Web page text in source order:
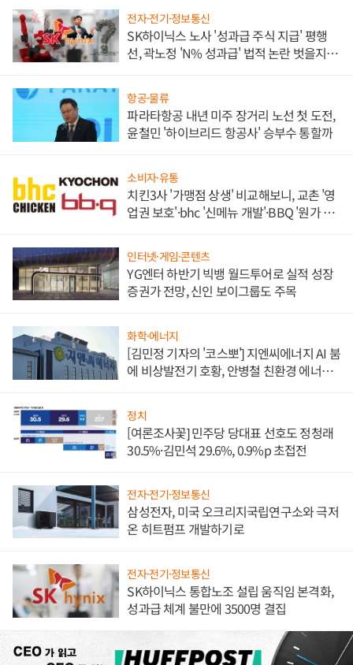
전자·전기·정보통신
SK하이닉스 노사 '성과급 주식 지급' 평행
선, 곽노정 'N% 성과급' 법적 논란 벗을지 주
항공·물류
파라타항공 내년 미주 장거리 노선 첫 도전,
윤철민 '하이브리드 항공사' 승부수 통할까
소비자·유통
치킨3사 '가맹점 상생' 비교해보니, 교촌 '영
업권 보호'·bhc '신메뉴 개발'·BBQ '원가 부
인터넷·게임·콘텐츠
YG엔터 하반기 빅뱅 월드투어로 실적 성장
증권가 전망, 신인 보이그룹도 주목
화학·에너지
[김민정 기자의 '코스뽀'] 지엔씨에너지 AI 붐
에 비상발전기 호황, 안병철 친환경 에너지
정치
[여론조사꽃] 민주당 당대표 선호도 정청래
30.5%·김민석 29.6%, 0.9%p 초접전
전자·전기·정보통신
삼성전자, 미국 오크리지국립연구소와 극저
온 히트펌프 개발하기로
전자·전기·정보통신
SK하이닉스 통합노조 설립 움직임 본격화,
성과급 체계 불만에 3500명 결집